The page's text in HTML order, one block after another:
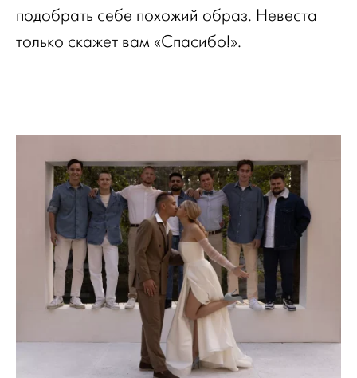
подобрать себе похожий образ. Невеста
только скажет вам «Спасибо!».